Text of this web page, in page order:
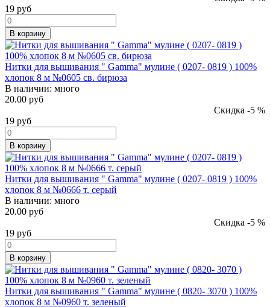
19 руб
В корзину
Нитки для вышивания " Gamma" мулине ( 0207- 0819 ) 100%
хлопок 8 м №0605 св. бирюза
В наличии: много
20.00 руб
Скидка -5 %
19 руб
В корзину
Нитки для вышивания " Gamma" мулине ( 0207- 0819 ) 100%
хлопок 8 м №0666 т. серый
В наличии: много
20.00 руб
Скидка -5 %
19 руб
В корзину
Нитки для вышивания " Gamma" мулине ( 0820- 3070 ) 100%
хлопок 8 м №0960 т. зеленый